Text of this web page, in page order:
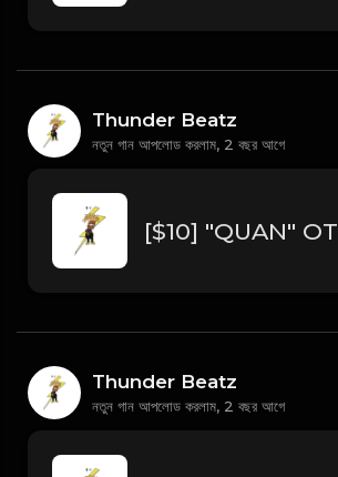
Thunder Beatz
নতুন গান আপলোড করলাম, 2 বছর আগে
Thunder Beatz
নতুন গান আপলোড করলাম, 2 বছর আগে